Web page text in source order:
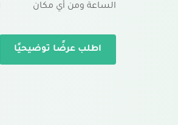
الساعة ومن أي مكان
اطلب عرضًا توضيحيًا